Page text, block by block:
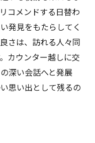
コメンドする日替わ
発見をもたらしてく
さは、訪れる人々同
カウンター越しに交
深い会話へと発展
思い出として残るの